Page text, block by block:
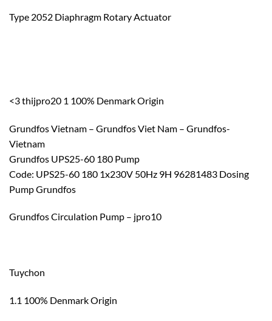
Type 2052 Diaphragm Rotary Actuator
<3 thijpro20 1 100% Denmark Origin
Grundfos Vietnam – Grundfos Viet Nam – Grundfos-
Vietnam
Grundfos UPS25-60 180 Pump
Code: UPS25-60 180 1x230V 50Hz 9H 96281483 Dosing
Pump Grundfos
Grundfos Circulation Pump – jpro10
Tuychon
1.1 100% Denmark Origin